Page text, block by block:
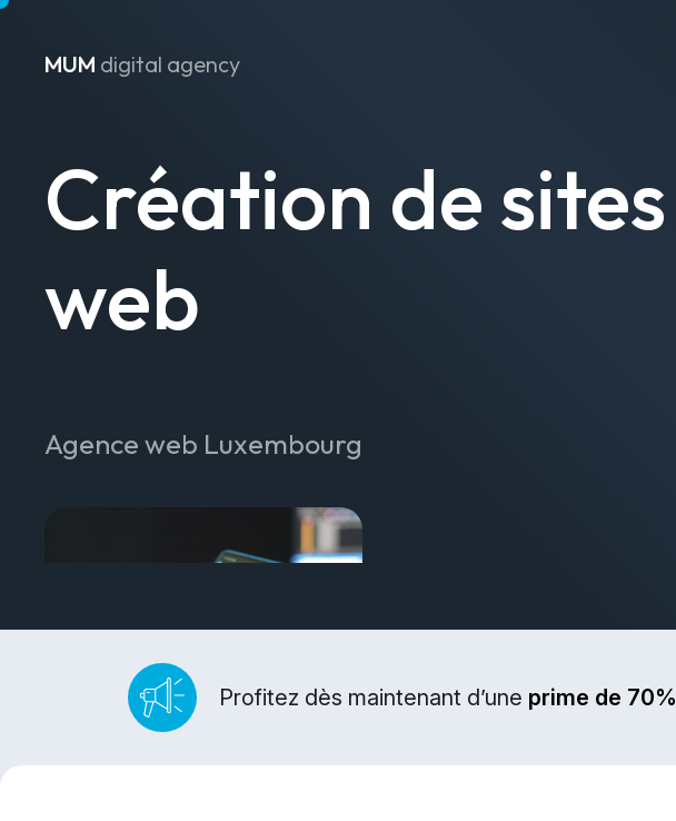
Passer au contenu
MUM digital agency
Création de sites
web
Agence web Luxembourg
Profitez dès maintenant d’une prime de 70%